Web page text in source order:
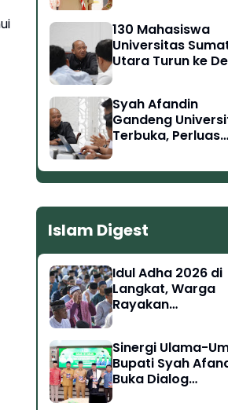
Depan
130 Mahasiswa
Universitas
Utara Turun ke
Syah Afandin
Gandeng
Terbuka, Perluas
Tinggi di Langkat
Islam Digest
Idul Adha 2026 di
Langkat, Warga
Rayakan
Sinergi Ulama-
Bupati Syah
Buka Dialog